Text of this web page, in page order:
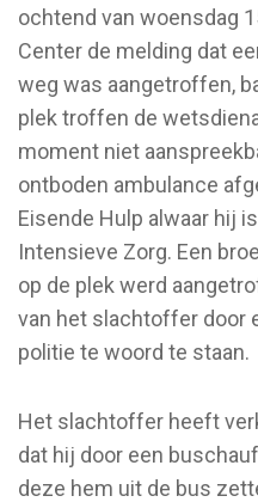
ochtend van woensdag
Center de melding dat
weg was aangetroffen,
plek troffen de
moment niet
ontboden ambulance
Eisende Hulp alwaar hij
Intensieve Zorg. Een
op de plek werd
van het slachtoffer door
politie te woord te staan.
Het slachtoffer heeft
dat hij door een
deze hem uit de bus